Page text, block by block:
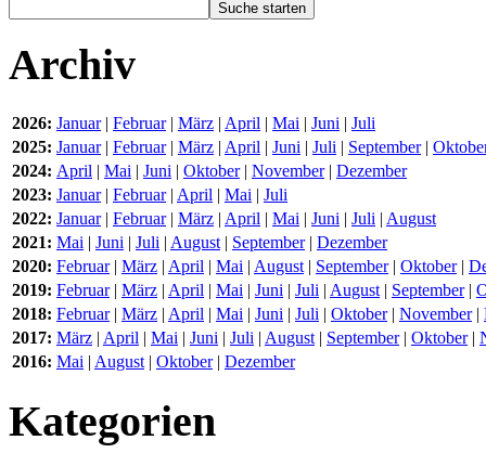
Archiv
2026: Januar| Februar| März | April | Mai | Juni | Juli
2025: Januar| Februar| März | April | Juni | Juli | September|
2024: April | Mai | Juni | Oktober| November| Dezember
2023: Januar| Februar| April | Mai | Juli
2022: Januar| Februar| März | April | Mai | Juni | Juli | August
2021: Mai | Juni | Juli | August | September| Dezember
2020: Februar| März | April | Mai | August | September| Oktober|
2019: Februar| März | April | Mai | Juni | Juli | August | September|
2018: Februar| März | April | Mai | Juni | Juli | Oktober| November|
2017: März | April | Mai | Juni | Juli | August | September| Oktober|
2016: Mai | August | Oktober| Dezember
Kategorien